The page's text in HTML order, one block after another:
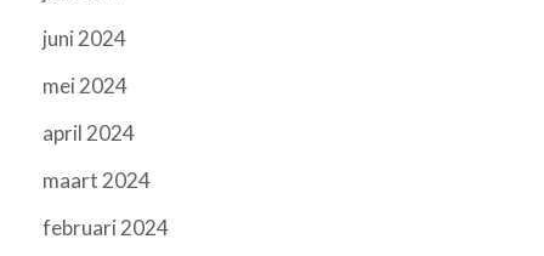
juni 2024
mei 2024
april 2024
maart 2024
februari 2024